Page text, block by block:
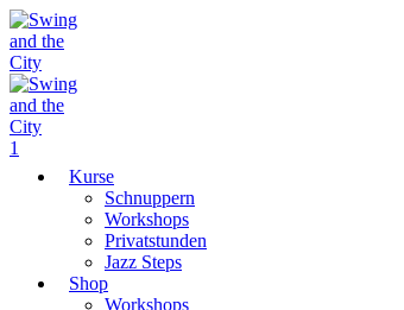
1
Kurse
Schnuppern
Workshops
Privatstunden
Jazz Steps
Shop
Workshops